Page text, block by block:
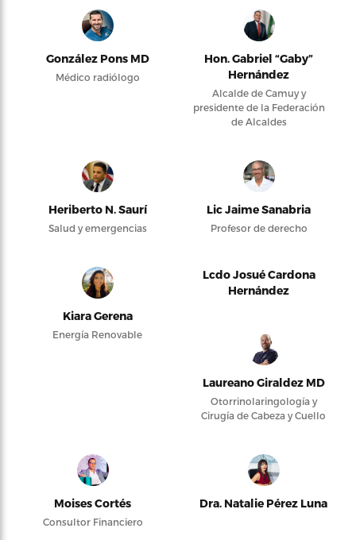
González Pons MD
Médico radiólogo
Hon. Gabriel “Gaby”
Hernández
Alcalde de Camuy y
presidente de la Federación
de Alcaldes
Heriberto N. Saurí
Salud y emergencias
Lic Jaime Sanabria
Profesor de derecho
Kiara Gerena
Energía Renovable
Lcdo Josué Cardona
Hernández
Laureano Giraldez MD
Otorrinolaringología y
Cirugía de Cabeza y Cuello
Moises Cortés
Consultor Financiero
Dra. Natalie Pérez Luna